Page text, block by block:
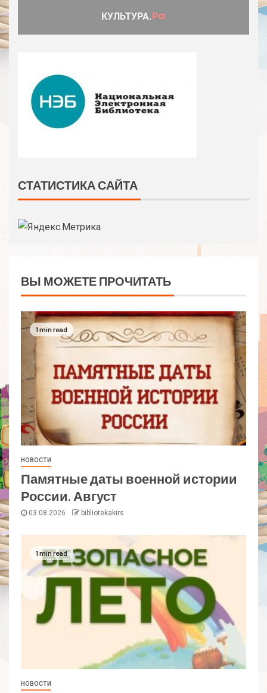
СТАТИСТИКА САЙТА
ВЫ МОЖЕТЕ ПРОЧИТАТЬ
1 min read
НОВОСТИ
Памятные даты военной истории
России. Август
03.08.2026 bibliotekakirs
1 min read
НОВОСТИ